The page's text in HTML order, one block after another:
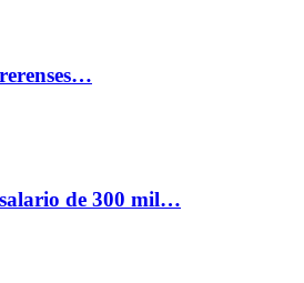
de 300 mil…